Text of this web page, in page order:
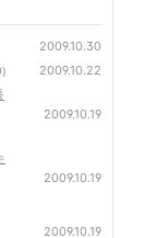
2009.10.30
2009.10.22
2009.10.19
2009.10.19
2009.10.19